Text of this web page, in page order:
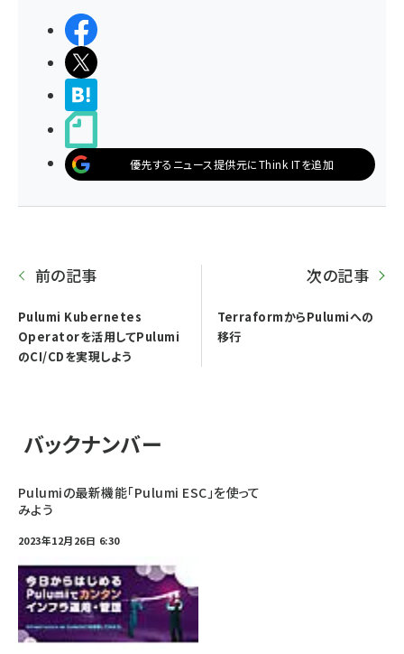
優先するニュース提供元にThink ITを追加
前の記事
Pulumi Kubernetes
Operatorを活用してPulumi
のCI/CDを実現しよう
次の記事
TerraformからPulumiへの
移行
バックナンバー
Pulumiの最新機能「Pulumi ESC」を使って
みよう
2023年12月26日 6:30